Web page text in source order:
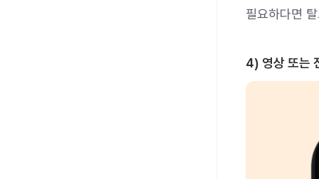
필요하다면
4) 영상 또는